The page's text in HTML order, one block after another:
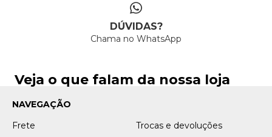
DÚVIDAS?
Chama no WhatsApp
Veja o que falam da nossa loja
NAVEGAÇÃO
Frete
Trocas e devoluções